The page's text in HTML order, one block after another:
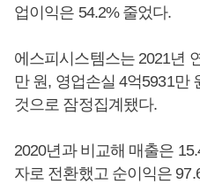
업이익은 54.2% 줄었다.
에스피시스템스는 2021년
만 원, 영업손실 4억5931만
것으로 잠정집계됐다.
2020년과 비교해 매출은
자로 전환했고 순이익은